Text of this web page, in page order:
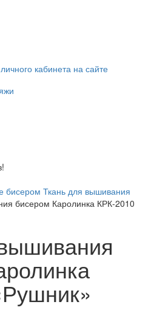
кабинета на сайте
бисером Ткань для вышивания
бисером Каролинка КРК-2010